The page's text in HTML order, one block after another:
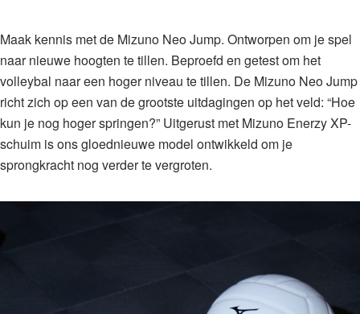
Maak kennis met de Mizuno Neo Jump. Ontworpen om je spel
naar nieuwe hoogten te tillen.⁠ Beproefd en getest om het
volleybal naar een hoger niveau te tillen. De Mizuno Neo Jump
richt zich op een van de grootste uitdagingen op het veld: “Hoe
kun je nog hoger springen?”⁠ Uitgerust met Mizuno Enerzy XP-
schuim is ons gloednieuwe model ontwikkeld om je
sprongkracht nog verder te vergroten.⁠